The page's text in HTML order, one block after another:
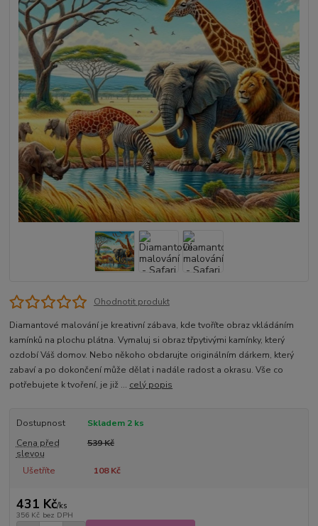
Ohodnotit produkt
Diamantové malování je kreativní zábava, kde tvoříte obraz vkládáním
kamínků na plochu plátna. Vymaluj si obraz třpytivými kamínky, který
ozdobí Váš domov. Nebo někoho obdarujte originálním dárkem, který
zabaví a po dokončení může dělat i nadále radost a okrasu. Vše co
potřebujete k tvoření, je již ... celý popis
Dostupnost
Skladem 2 ks
Cena před
slevou
539 Kč
Ušetříte 108 Kč
431 Kč/ks
356 Kč bez DPH